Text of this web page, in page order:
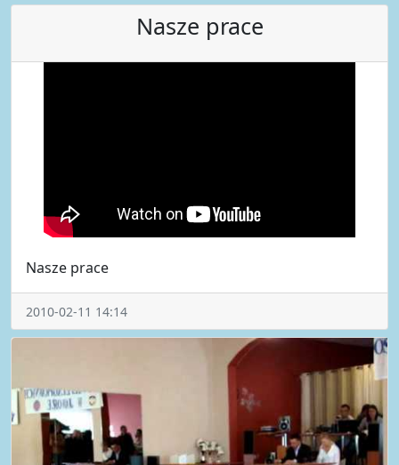
Nasze prace
Nasze prace
2010-02-11 14:14